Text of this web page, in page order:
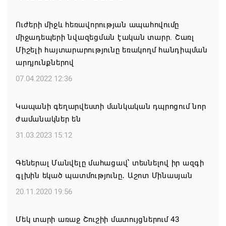
Միասնական աղոթք և Ամենայն Հայոց
Կաթողիկոսի հայրապետական պատգամը
Միածնաէջ Մայր Տաճարում
07.08.2026 19:50
Ժամանակակից Բելառուսին պակասում է այն
կառավարման համակարգը, որը կար խորհրդային
ժամանակներում, հայտարարել է Ալեքսանդր
07.08.2026 17:16
ՀՀ ԱԱԾ սահմանապահ զորքերի
Հանրապետություն
Ուժերի միջև հեռավորության ապահովումը
միջադեպերի նվազեցման էական տարր. Շառլ
Միշելի հայտարարությունը եռակողմ հանդիպման
արդյունքներով
07.04.2022 12:36
Կապանի գեղարվեստի մանկական դպրոցում նոր
ժամանակներ են
31.03.2023 15:12
Գեներալ Մանվելը մահացավ՝ տեսնելով իր ազգի
գլխին եկած պատմությունը․ Աշոտ Մինասյան
20.11.2020 19:56
Մեկ տարի առաջ Շուշիի մատույցներում 43